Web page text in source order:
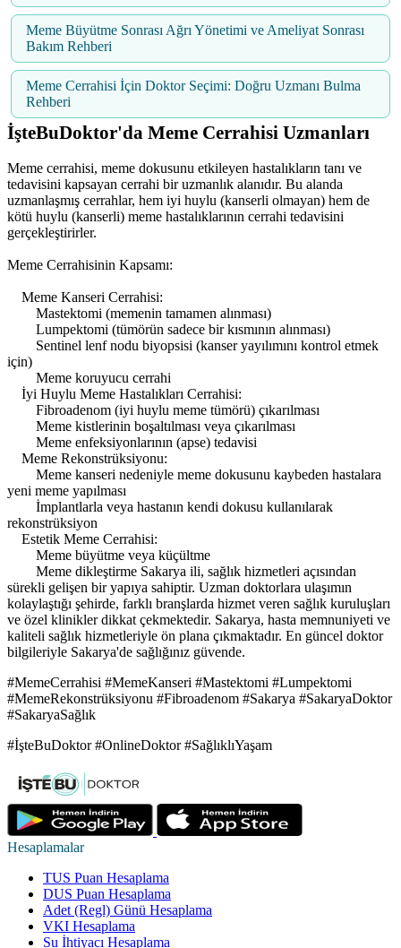
Meme Büyütme Sonrası Ağrı Yönetimi ve Ameliyat Sonrası
Bakım Rehberi
Meme Cerrahisi İçin Doktor Seçimi: Doğru Uzmanı Bulma
Rehberi
İşteBuDoktor'da Meme Cerrahisi Uzmanları
Meme cerrahisi, meme dokusunu etkileyen hastalıkların tanı ve
tedavisini kapsayan cerrahi bir uzmanlık alanıdır. Bu alanda
uzmanlaşmış cerrahlar, hem iyi huylu (kanserli olmayan) hem de
kötü huylu (kanserli) meme hastalıklarının cerrahi tedavisini
gerçekleştirirler.
Meme Cerrahisinin Kapsamı:
Meme Kanseri Cerrahisi:
Mastektomi (memenin tamamen alınması)
Lumpektomi (tümörün sadece bir kısmının alınması)
Sentinel lenf nodu biyopsisi (kanser yayılımını kontrol etmek
için)
Meme koruyucu cerrahi
İyi Huylu Meme Hastalıkları Cerrahisi:
Fibroadenom (iyi huylu meme tümörü) çıkarılması
Meme kistlerinin boşaltılması veya çıkarılması
Meme enfeksiyonlarının (apse) tedavisi
Meme Rekonstrüksiyonu:
Meme kanseri nedeniyle meme dokusunu kaybeden hastalara
yeni meme yapılması
İmplantlarla veya hastanın kendi dokusu kullanılarak
rekonstrüksiyon
Estetik Meme Cerrahisi:
Meme büyütme veya küçültme
Meme dikleştirme Sakarya ili, sağlık hizmetleri açısından
sürekli gelişen bir yapıya sahiptir. Uzman doktorlara ulaşımın
kolaylaştığı şehirde, farklı branşlarda hizmet veren sağlık kuruluşları
ve özel klinikler dikkat çekmektedir. Sakarya, hasta memnuniyeti ve
kaliteli sağlık hizmetleriyle ön plana çıkmaktadır. En güncel doktor
bilgileriyle Sakarya'de sağlığınız güvende.
#MemeCerrahisi #MemeKanseri #Mastektomi #Lumpektomi
#MemeRekonstrüksiyonu #Fibroadenom #Sakarya #SakaryaDoktor
#SakaryaSağlık
#İşteBuDoktor #OnlineDoktor #SağlıklıYaşam
Hesaplamalar
TUS Puan Hesaplama
DUS Puan Hesaplama
Adet (Regl) Günü Hesaplama
VKI Hesaplama
Su İhtiyacı Hesaplama